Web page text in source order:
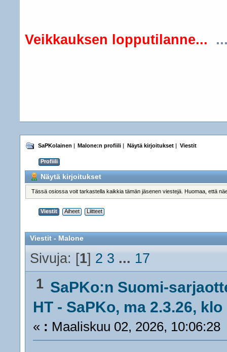
Veikkauksen lopputilanne...
SaPKolainen | Malone:n profiili | Näytä kirjoitukset | Viestit
Profiili
Näytä kirjoitukset
Tässä osiossa voit tarkastella kaikkia tämän jäsenen viestejä. Huomaa, että
Viestit Aiheet Liitteet
Viestit - Malone
Sivuja: [1] 2 3 ... 17
1 SaPKo:n Suomi-
HT - SaPKo, ma 2.3.26,
« : Maaliskuu 02, 2026, 10:06:28